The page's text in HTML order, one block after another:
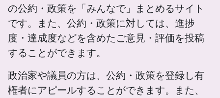
の公約・政策を「みんなで」まとめるサイト
です。また、公約・政策に対しては、進捗
度・達成度などを含めたご意見・評価を投稿
することができます。
政治家や議員の方は、公約・政策を登録し有
権者にアピールすることができます。また、